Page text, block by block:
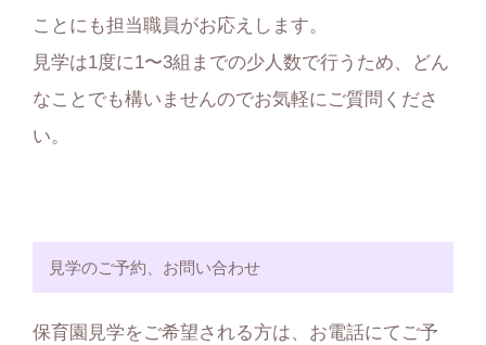
ことにも担当職員がお応えします。
見学は1度に1〜3組までの少人数で行うため、どん
なことでも構いませんのでお気軽にご質問くださ
い。
見学のご予約、お問い合わせ
保育園見学をご希望される方は、お電話にてご予